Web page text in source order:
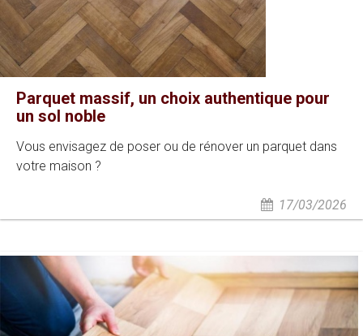
Parquet massif, un choix authentique pour
un sol noble
Vous envisagez de poser ou de rénover un parquet dans
votre maison ?
17/03/2026